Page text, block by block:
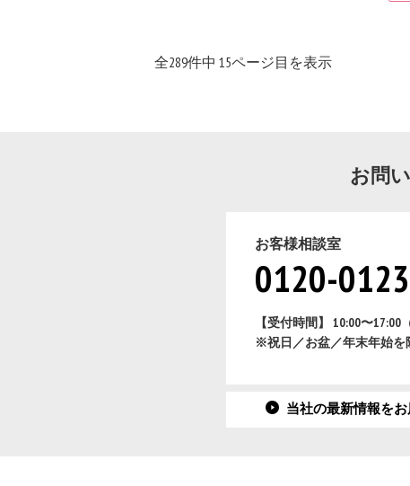
全289件中 15ページ目を表示
お問
お客様相談室
0120-
【受付時間】 10:00〜17:00
※祝日／お盆／年末年始を
当社の最新情報をお